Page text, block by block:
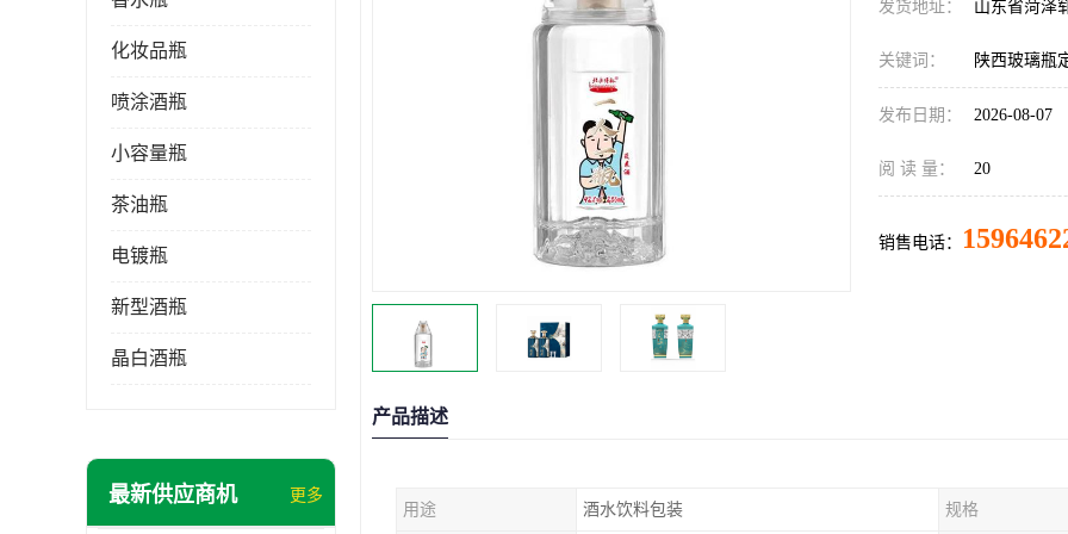
化妆品瓶
喷涂酒瓶
小容量瓶
茶油瓶
电镀瓶
新型酒瓶
晶白酒瓶
最新供应商机 更多
发货地址： 山东省菏泽
关键词： 陕西玻璃瓶
发布日期： 2026-08-07
阅 读 量： 20
销售电话：
产品描述
用途 酒水饮料包装 规格